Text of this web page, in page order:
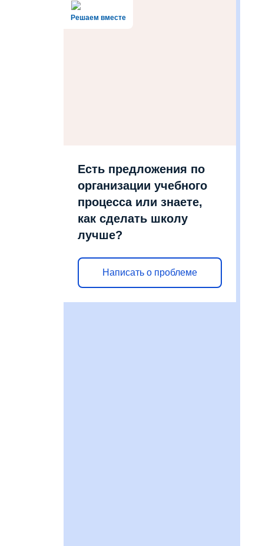
Решаем вместе
Есть предложения по
организации учебного
процесса или знаете,
как сделать школу
лучше?
Написать о проблеме